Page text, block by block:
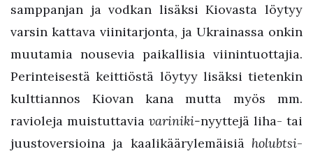
samppanjan ja vodkan lisäksi Kiovasta löytyy
varsin kattava viinitarjonta, ja Ukrainassa onkin
muutamia nousevia paikallisia viinintuottajia.
Perinteisestä keittiöstä löytyy lisäksi tietenkin
kulttiannos Kiovan kana mutta myös mm.
ravioleja muistuttavia variniki-nyyttejä liha- tai
juustoversioina ja kaalikäärylemäisiä holubtsi-